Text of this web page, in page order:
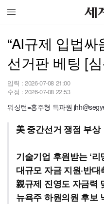
“AI규제 입법싸
선거판 베팅 [
입력 : 2026-07-08 21:00
수정 : 2026-07-08 22:53
워싱턴=홍주형 특파원
美 중간선거 쟁점 부상
기술기업 후원받는 ‘리
대규모 자금 지원·반
親규제 진영도 자금력
뉴욕주 하원의원 후보